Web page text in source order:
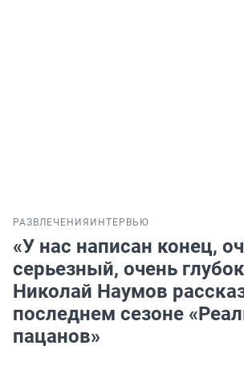
РАЗВЛЕЧЕНИЯ ИНТЕРВЬЮ
«У нас написан конец,
серьезный, очень
Николай Наумов
последнем сезоне
пацанов»